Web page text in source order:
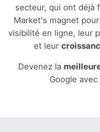
secteur, qui ont déjà
Market's magnet
visibilité en ligne, leur
et leur
Devenez la
Google